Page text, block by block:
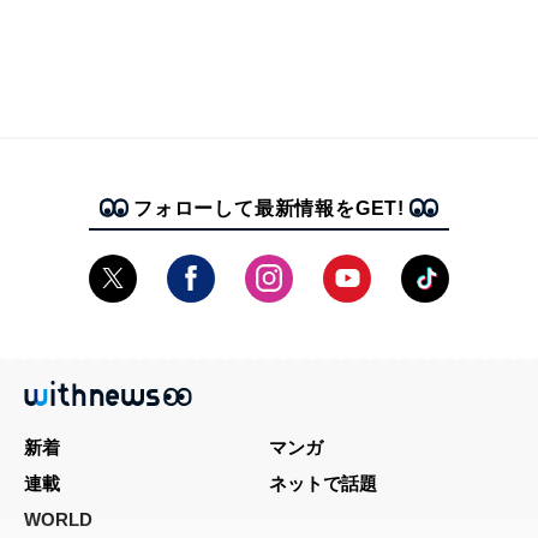
フォローして最新情報をGET!
新着
マンガ
連載
ネットで話題
WORLD